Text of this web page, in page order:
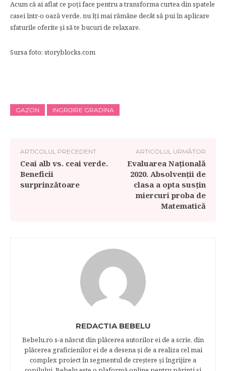
Acum că ai aflat ce poți face pentru a transforma curtea din spatele
casei într-o oază verde, nu îți mai rămâne decât să pui în aplicare
sfaturile oferite și să te bucuri de relaxare.
Sursa foto: storyblocks.com
GAZON INGRIJIRE GRADINA
ARTICOLUL PRECEDENT
Ceai alb vs. ceai verde.
Beneficii
surprinzătoare
ARTICOLUL URMĂTOR
Evaluarea Națională
2020. Absolvenții de
clasa a opta susțin
miercuri proba de
Matematică
REDACTIA BEBELU
Bebelu.ro s-a născut din plăcerea autorilor ei de a scrie, din
plăcerea graficienilor ei de a desena şi de a realiza cel mai
complex proiect în segmentul de creştere şi îngrijire a